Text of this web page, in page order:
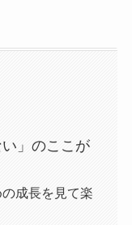
い」のここが
成長を見て楽